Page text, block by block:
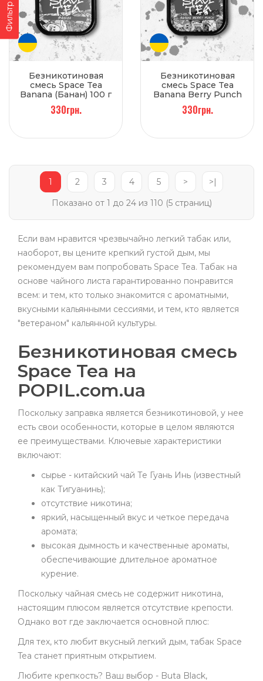
Фильтр
Безникотиновая
смесь Space Tea
Banana (Банан) 100 г
330грн.
Безникотиновая
смесь Space Tea
Banana Berry Punch
(Бананово-ягодный
микс) 100 г
330грн.
1 2 3 4 5 >
>|
Показано от 1 до 24 из 110 (5 страниц)
Если вам нравится чрезвычайно легкий табак или,
наоборот, вы цените крепкий густой дым, мы
рекомендуем вам попробовать Space Tea. Табак на
основе чайного листа гарантированно понравится
всем: и тем, кто только знакомится с ароматными,
вкусными кальянными сессиями, и тем, кто является
"ветераном" кальянной культуры.
Безникотиновая смесь
Space Tea на
POPIL.com.ua
Поскольку заправка является безникотиновой, у нее
есть свои особенности, которые в целом являются
ее преимуществами. Ключевые характеристики
включают:
сырье - китайский чай Те Гуань Инь (известный
как Тигуанинь);
отсутствие никотина;
яркий, насыщенный вкус и четкое передача
аромата;
высокая дымность и качественные ароматы,
обеспечивающие длительное ароматное
курение.
Поскольку чайная смесь не содержит никотина,
настоящим плюсом является отсутствие крепости.
Однако вот где заключается основной плюс:
Для тех, кто любит вкусный легкий дым, табак Space
Tea станет приятным открытием.
Любите крепкость? Ваш выбор - Buta Black,